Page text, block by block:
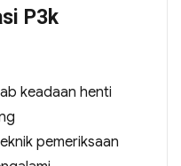
P3k
keadaan henti
pemeriksaan